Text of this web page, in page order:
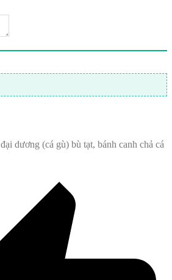
dương (cá gù) bù tạt, bánh canh chả cá